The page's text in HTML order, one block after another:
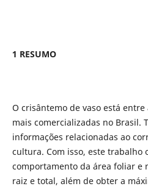
1 RESUMO
O crisântemo de vaso está
mais comercializadas no Brasil.
informações relacionadas ao
cultura. Com isso, este trabalho
comportamento da área foliar e
raiz e total, além de obter a